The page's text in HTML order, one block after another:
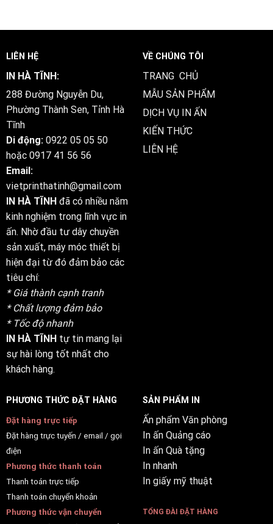
LIÊN HỆ
IN HÀ TĨNH:
288 Đường Nguyễn Du,
Phường Thành Sen, Tỉnh Hà
Tĩnh
Di động: 0922 05 05 50
hoặc 0917 41 56 56
Email:
vietprinthatinh@gmail.com
IN HÀ TĨNH đã có nhiều năm
kinh nghiệm trong lĩnh vực in
ấn. Nhờ đầu tư dây chuyền
sản xuất, máy móc thiết bị
hiện đại từ đó đảm bảo các
tiêu chí:
* Giá thành cạnh tranh
* Chất lượng đảm bảo
* Tốc độ nhanh
IN HÀ TĨNH tự tin mang lại
sự hài lòng tốt nhất cho
khách hàng.
VỀ CHÚNG TÔI
TRANG CHỦ
MẪU SẢN PHẨM
DỊCH VỤ IN ẤN
KIẾN THỨC
LIÊN HỆ
PHƯƠNG THỨC ĐẶT HÀNG
Đặt hàng trực tiếp
Đặt hàng trực tuyến / email / gọi
điện
Phương thức thanh toán
Thanh toán trực tiếp
Thanh toán chuyển khoản
Phương thức vận chuyển
SẢN PHẨM IN
Ấn phẩm Văn phòng
In ấn Quảng cáo
In ấn Quà tặng
In nhanh
In giấy mỹ thuật
TỔNG ĐÀI ĐẶT HÀNG